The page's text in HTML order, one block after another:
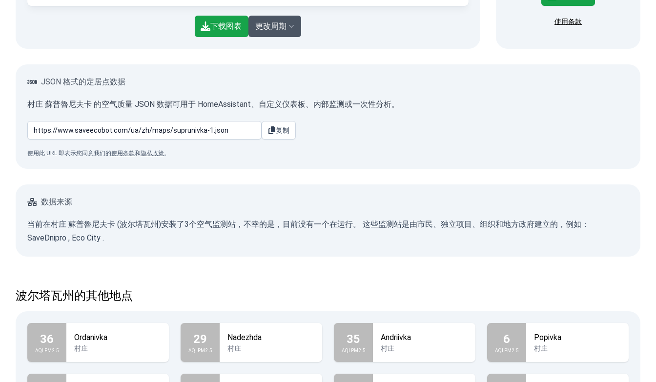
End of interactive chart.
下载图表
更改周期 使用条款
JSON 格式的定居点数据
村庄 蘇普魯尼夫卡 的空气质量 JSON 数据可用于 HomeAssistant、自定义仪表板、内部监测或一次性分析。
复制
使用此 URL 即表示您同意我们的使用条款和隐私政策。
数据来源
当前在村庄 蘇普魯尼夫卡 (波尔塔瓦州)安装了3个空气监测站，不幸的是，目前没有一个在运行。 这些监测站是由市民、独立项目、组织和地方政府建立的，例如：
SaveDnipro , Eco City .
波尔塔瓦州的其他地点
36
AQI PM2.5
Ordanivka
村庄
29
AQI PM2.5
Nadezhda
村庄
35
AQI PM2.5
Andriivka
村庄
6
AQI PM2.5
Popivka
村庄